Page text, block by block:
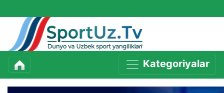
Kategoriyalar